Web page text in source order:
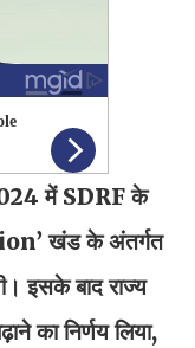
में SDRF के
खंड के अंतर्गत
इसके बाद राज्य
का निर्णय लिया,